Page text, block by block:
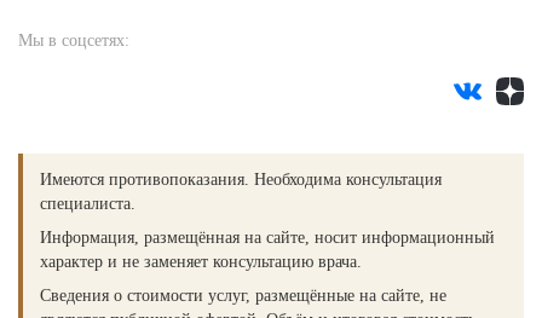
Мы в соцсетях:
Имеются противопоказания. Необходима консультация
специалиста.
Информация, размещённая на сайте, носит информационный
характер и не заменяет консультацию врача.
Сведения о стоимости услуг, размещённые на сайте, не